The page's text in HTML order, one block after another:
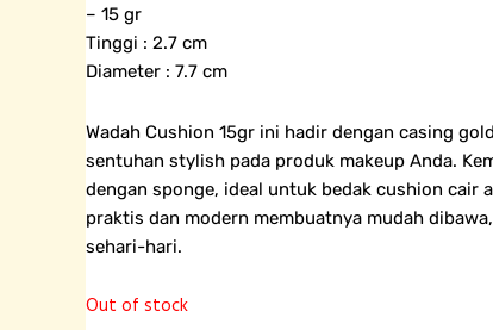
– 15 gr
Tinggi : 2.7 cm
Diameter : 7.7 cm
Wadah Cushion 15gr ini hadir dengan casing
sentuhan stylish pada produk makeup Anda.
dengan sponge, ideal untuk bedak cushion cair
praktis dan modern membuatnya mudah
sehari-hari.
Out of stock